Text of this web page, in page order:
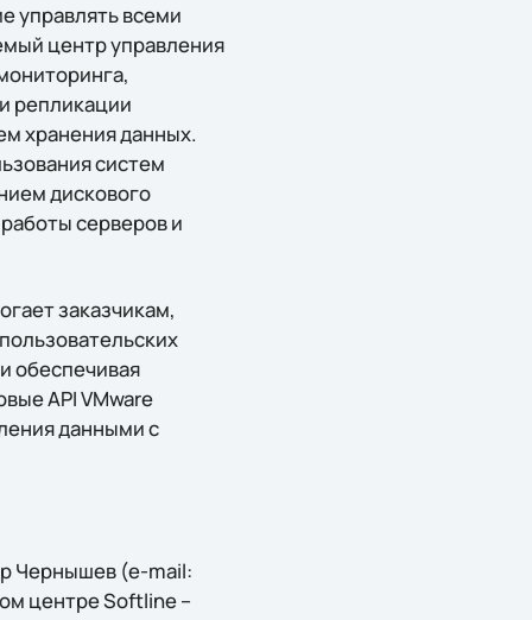
управлять всеми
центр управления
репликации
хранения данных.
систем
дискового
серверов и
заказчикам,
обеспечивая
API VMware
данными с
Чернышев (e-mail:
центре Softline –